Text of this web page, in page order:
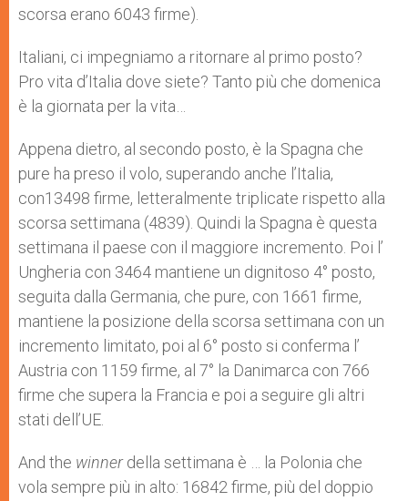
scorsa erano 6043 firme).
Italiani, ci impegniamo a ritornare al primo posto?
Pro vita d’Italia dove siete? Tanto più che domenica
è la giornata per la vita…
Appena dietro, al secondo posto, è la Spagna che
pure ha preso il volo, superando anche l’Italia,
con13498 firme, letteralmente triplicate rispetto alla
scorsa settimana (4839). Quindi la Spagna è questa
settimana il paese con il maggiore incremento. Poi l’
Ungheria con 3464 mantiene un dignitoso 4° posto,
seguita dalla Germania, che pure, con 1661 firme,
mantiene la posizione della scorsa settimana con un
incremento limitato, poi al 6° posto si conferma l’
Austria con 1159 firme, al 7° la Danimarca con 766
firme che supera la Francia e poi a seguire gli altri
stati dell’UE.
And the winnerdella settimana è … la Polonia che
vola sempre più in alto: 16842 firme, più del doppio